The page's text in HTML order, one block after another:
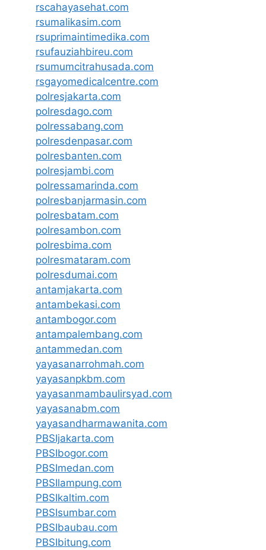
rscahayasehat.com
rsumalikasim.com
rsuprimaintimedika.com
rsufauziahbireu.com
rsumumcitrahusada.com
rsgayomedicalcentre.com
polresjakarta.com
polresdago.com
polressabang.com
polresdenpasar.com
polresbanten.com
polresjambi.com
polressamarinda.com
polresbanjarmasin.com
polresbatam.com
polresambon.com
polresbima.com
polresmataram.com
polresdumai.com
antamjakarta.com
antambekasi.com
antambogor.com
antampalembang.com
antammedan.com
yayasanarrohmah.com
yayasanpkbm.com
yayasanmambaulirsyad.com
yayasanabm.com
yayasandharmawanita.com
PBSIjakarta.com
PBSIbogor.com
PBSImedan.com
PBSIlampung.com
PBSIkaltim.com
PBSIsumbar.com
PBSIbaubau.com
PBSIbitung.com